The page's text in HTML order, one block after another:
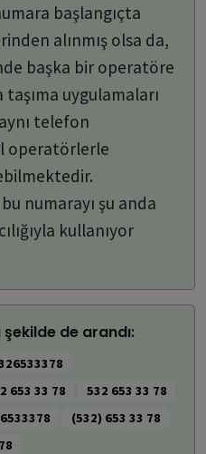
başlangıçta
alınmış olsa da,
başka bir operatöre
uygulamaları
telefon
operatörlerle
numarayı şu anda
kullanıyor
de arandı:
653 33 78
532 653 33 78
(532) 653 33 78